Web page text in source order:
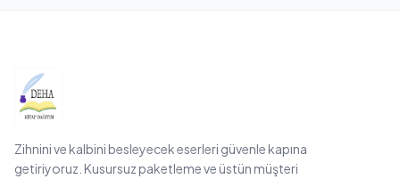
Zihnini ve kalbini besleyecek eserleri güvenle kapına
getiriyoruz. Kusursuz paketleme ve üstün müşteri